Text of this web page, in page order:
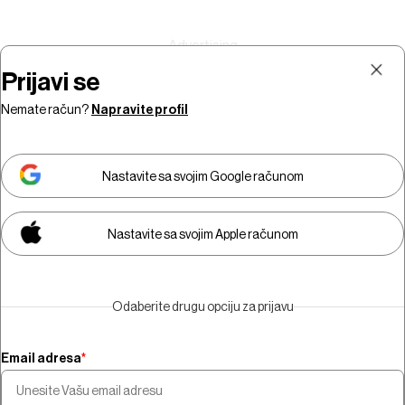
Morate biti pretplatnik da biste
gledali video sadržaj.
Pretplatite se
Prijavi se
Nemate račun? Napravite profil
Nastavite sa svojim Google računom
Nastavite sa svojim Apple računom
Odaberite drugu opciju za prijavu
Email adresa*